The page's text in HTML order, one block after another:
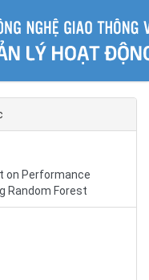
on Performance
Random Forest